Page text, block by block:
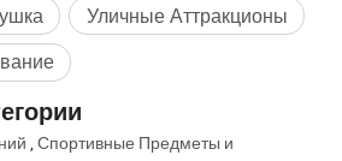
Уличные Аттракционы
,Спортивные Предметы и